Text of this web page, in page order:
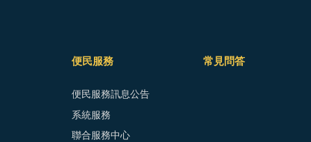
便民服務
便民服務訊息公告
系統服務
聯合服務中心
常見問答